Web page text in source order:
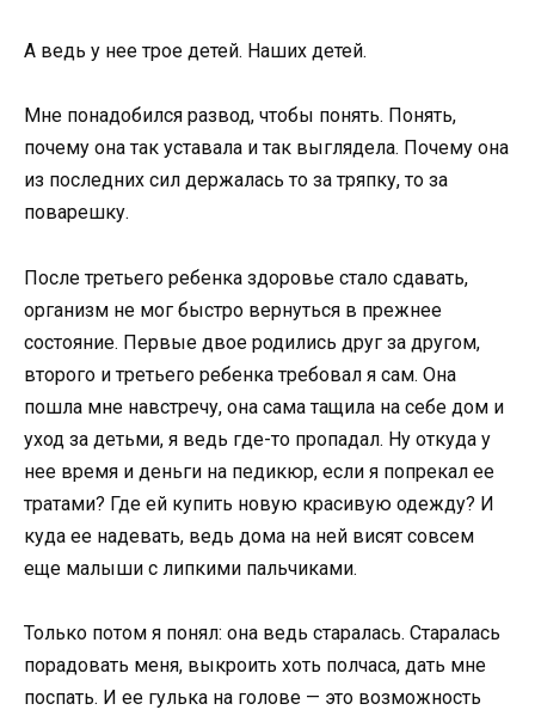
А ведь у нее трое детей. Наших детей.
Мне понадобился развод, чтобы понять. Понять,
почему она так уставала и так выглядела. Почему она
из последних сил держалась то за тряпку, то за
поварешку.
После третьего ребенка здоровье стало сдавать,
организм не мог быстро вернуться в прежнее
состояние. Первые двое родились друг за другом,
второго и третьего ребенка требовал я сам. Она
пошла мне навстречу, она сама тащила на себе дом и
уход за детьми, я ведь где-то пропадал. Ну откуда у
нее время и деньги на педикюр, если я попрекал ее
тратами? Где ей купить новую красивую одежду? И
куда ее надевать, ведь дома на ней висят совсем
еще малыши с липкими пальчиками.
Только потом я понял: она ведь старалась. Старалась
порадовать меня, выкроить хоть полчаса, дать мне
поспать. И ее гулька на голове — это возможность